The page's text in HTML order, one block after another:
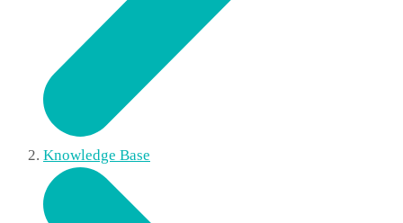
Knowledge Base